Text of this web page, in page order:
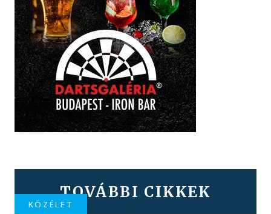
TOVÁBBI CIKKEK
KÖZÉLET